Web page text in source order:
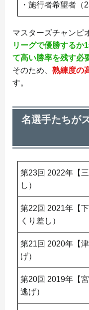
・施行者希望者（2
マスターズチャンピ
リーグで優勝するか
て高い勝率を残す必
そのため、 熟練度の
す。
名選手たちが
第23回 2022年【
し）
第22回 2021年【
くり差し）
第21回 2020年【
げ）
第20回 2019年【
逃げ）